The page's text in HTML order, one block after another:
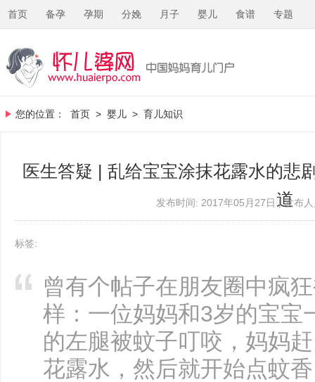
首页 备孕 孕期 分娩 月子 婴儿 食谱 专题
您的位置： 首页 > 婴儿 > 育儿知识
医生答疑 | 乱给宝宝涂抹花露水的悲
道
发布时间: 2017年05月27日 | 发布
标签:
曾有个帖子在朋友圈中疯
样：一位妈妈和3岁的宝宝
的左腿被蚊子叮咬，妈妈
花露水，然后就开始点蚊